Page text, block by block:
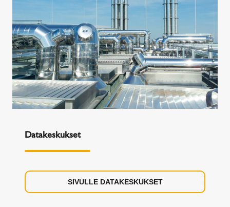
Datakeskukset
SIVULLE DATAKESKUKSET